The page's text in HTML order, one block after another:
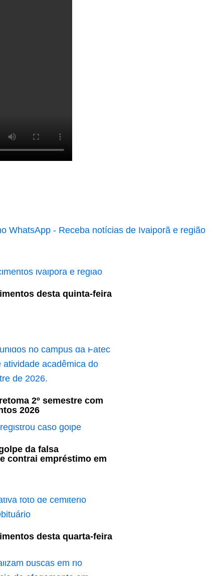
desta quinta-feira
2º semestre com
2026
da falsa
contrai empréstimo em
desta quarta-feira